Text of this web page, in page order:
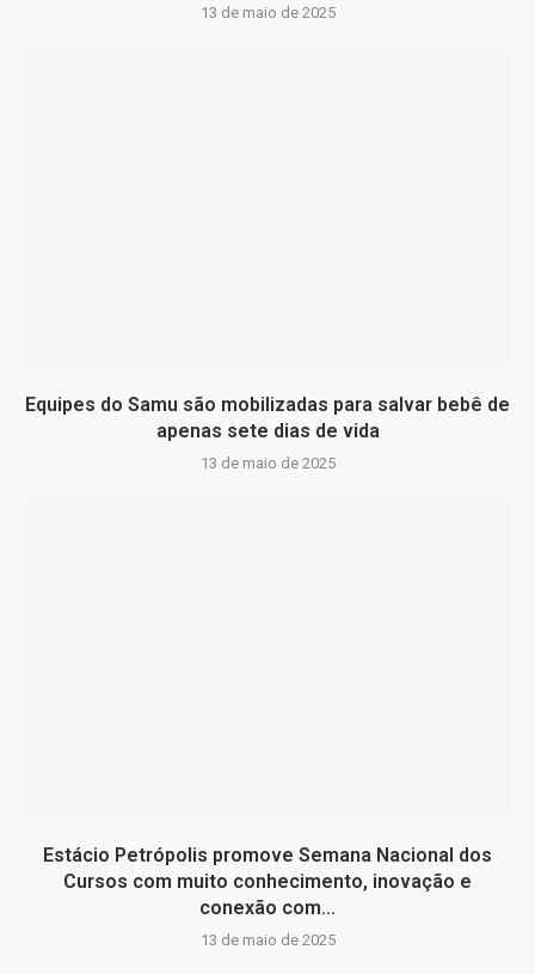
13 de maio de 2025
Equipes do Samu são mobilizadas para salvar bebê de
apenas sete dias de vida
13 de maio de 2025
Estácio Petrópolis promove Semana Nacional dos
Cursos com muito conhecimento, inovação e
conexão com...
13 de maio de 2025